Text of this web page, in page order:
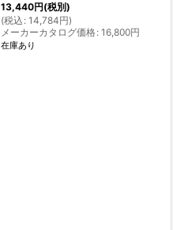
13,440円(税別)
(税込 : 14,784円)
メーカーカタログ価格: 16,800円
在庫あり